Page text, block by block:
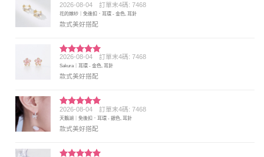
評分5 滿
分 5
2026-08-04 訂單末4碼: 7468
花的嫁紗｜免後扣．耳環 - 金色, 耳針
款式美好搭配
評分5 滿
分 5
2026-08-04 訂單末4碼: 7468
Sakura｜耳環 - 金色, 耳針
款式美好搭配
評分5 滿
分 5
2026-08-04 訂單末4碼: 7468
天鵝湖｜免後扣．耳環 - 銀色, 耳針
款式美好搭配